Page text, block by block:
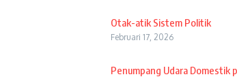
Otak-atik Sistem Politik
Februari 17, 2026
Penumpang Udara Domestik